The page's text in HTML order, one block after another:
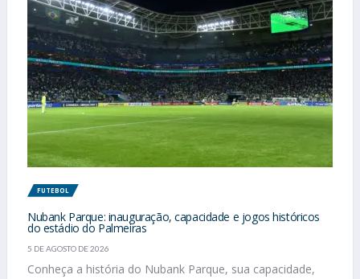
FUTEBOL
Nubank Parque: inauguração, capacidade e jogos históricos
do estádio do Palmeiras
5 DE AGOSTO DE 2026
Conheça a história do Nubank Parque, sua capacidade,